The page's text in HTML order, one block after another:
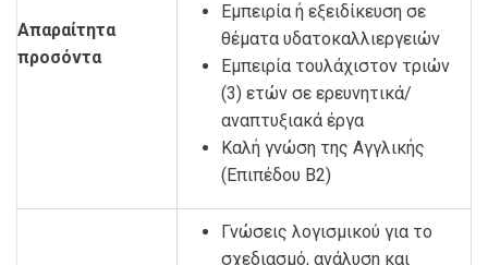
Απαραίτητα
προσόντα
Εμπειρία ή εξειδίκευση σε
θέματα υδατοκαλλιεργειών
Εμπειρία τουλάχιστον τριών
(3) ετών σε ερευνητικά/
αναπτυξιακά έργα
Καλή γνώση της Αγγλικής
(Επιπέδου B2)
Γνώσεις λογισμικού για το
σχεδιασμό, ανάλυση και